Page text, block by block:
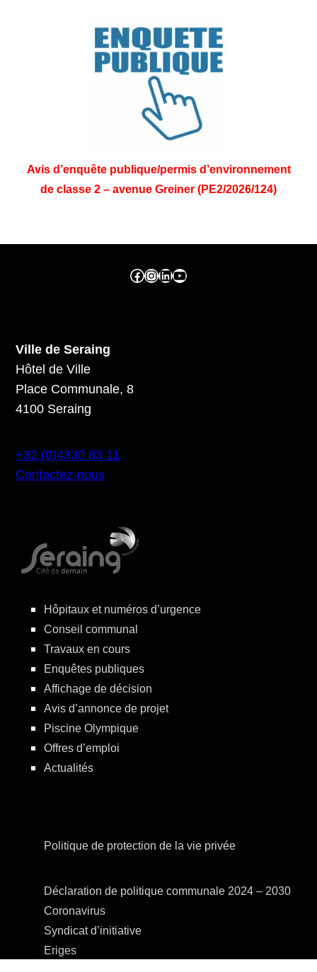
Avis d’enquête publique/permis d’environnement
de classe 2 – avenue Greiner (PE2/2026/124)
Facebook ville de seraing Instragram ville de seraing linkedin – ville de seraing YouTube
Ville de Seraing
Hôtel de Ville
Place Communale, 8
4100 Seraing
+32 (0)4330 83 11
Contactez-nous
Hôpitaux et numéros d’urgence
Conseil communal
Travaux en cours
Enquêtes publiques
Affichage de décision
Avis d’annonce de projet
Piscine Olympique
Offres d’emploi
Actualités
Politique de protection de la vie privée
Déclaration de politique communale 2024 – 2030
Coronavirus
Syndicat d’initiative
Eriges